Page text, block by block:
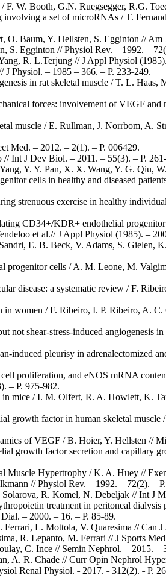
F. W. Booth, G.N. Ruegsegger, R.G.
involving a set of microRNAs / T.
Baum, Y. Hellsten, S. Egginton //
S. Egginton // Physiol Rev. – 1992. –
R. L.Terjung // J Appl Physiol
J Physiol. – 1985 – 366. – Р. 233˗249.
in rat skeletal muscle / T. L.
forces: involvement of VEGF
muscle / E. Rullman, J. Norrbom, A.
Med. – 2012. – 2(1). – Р. 006429.
Int J Dev Biol. – 2011. – 55(3). – Р.
Y. Y. Pan, X. X. Wang, Y. G. Qiu,
cells in healthy and diseased
strenuous exercise in healthy
CD34+/KDR+ endothelial
et al.// J Appl Physiol (1985). –
E. B. Beck, V. Adams, S. Gielen,
progenitor cells / A. M. Leone, M.
disease: a systematic review / F.
women / F. Ribeiro, I. P. Ribeiro, A.
shear-stress-induced
induced pleurisy in adrenalectomized
proliferation, and eNOS mRNA
– Р. 975˗982.
mice / I. M. Olfert, R. A. Howlett, K.
growth factor in human skeletal
of VEGF / B. Hoier, Y. Hellsten //
growth factor secretion and capillary
Hypertrophy / K. A. Huey //
// Physiol Rev. – 1992. – 72(2). –
R. Komel, N. Debeljak // Int J
treatment in peritoneal
– 2000. – 16. – Р. 85˗89.
L. Mottola, V. Quaresima // Can
R. Lepanto, M. Ferrari // J Sports
C. Ince // Semin Nephrol. – 2015. –
A. R. Chade // Curr Opin Nephrol
Renal Physiol. ˗ 2017. ˗ 312(2). ˗ Р.